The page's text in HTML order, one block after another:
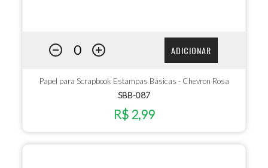
ADICIONAR
Papel para Scrapbook Estampas Básicas - Chevron Rosa
SBB-087
R$ 2,99